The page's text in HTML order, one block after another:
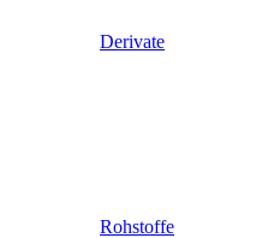
Derivate
Rohstoffe